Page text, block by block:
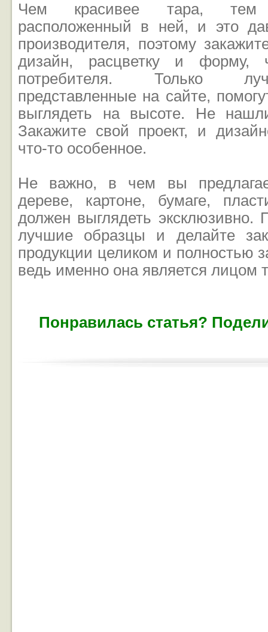
Чем красивее тара, тем
расположенный в ней, и это
производителя, поэтому
дизайн, расцветку и форму,
потребителя. Только
представленные на сайте,
выглядеть на высоте. Не
Закажите свой проект, и
что-то особенное.
Не важно, в чем вы
дереве, картоне, бумаге,
должен выглядеть эксклюзивно.
лучшие образцы и делайте
продукции целиком и полностью
ведь именно она является лицом
Понравилась статья?